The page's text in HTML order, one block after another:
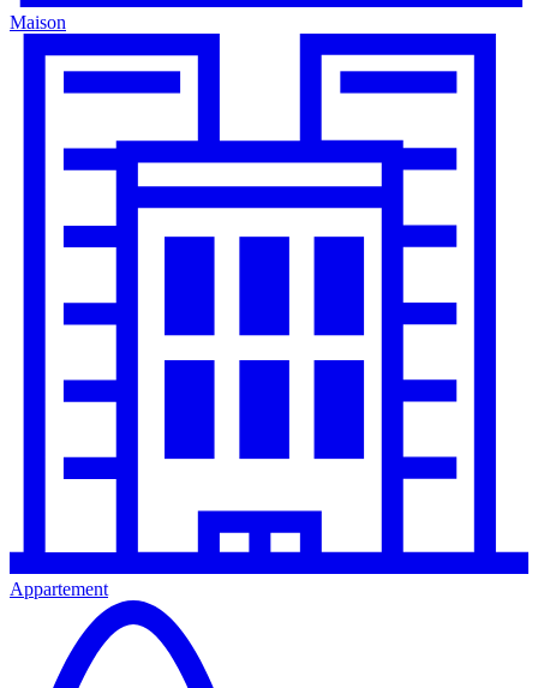
Maison
Appartement